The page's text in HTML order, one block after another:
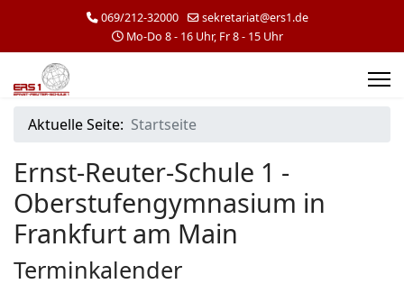
069/212-32000
sekretariat@ers1.de
Mo-Do 8 - 16 Uhr, Fr 8 - 15 Uhr
Aktuelle Seite: Startseite
Ernst-Reuter-Schule 1 -
Oberstufengymnasium in
Frankfurt am Main
Terminkalender